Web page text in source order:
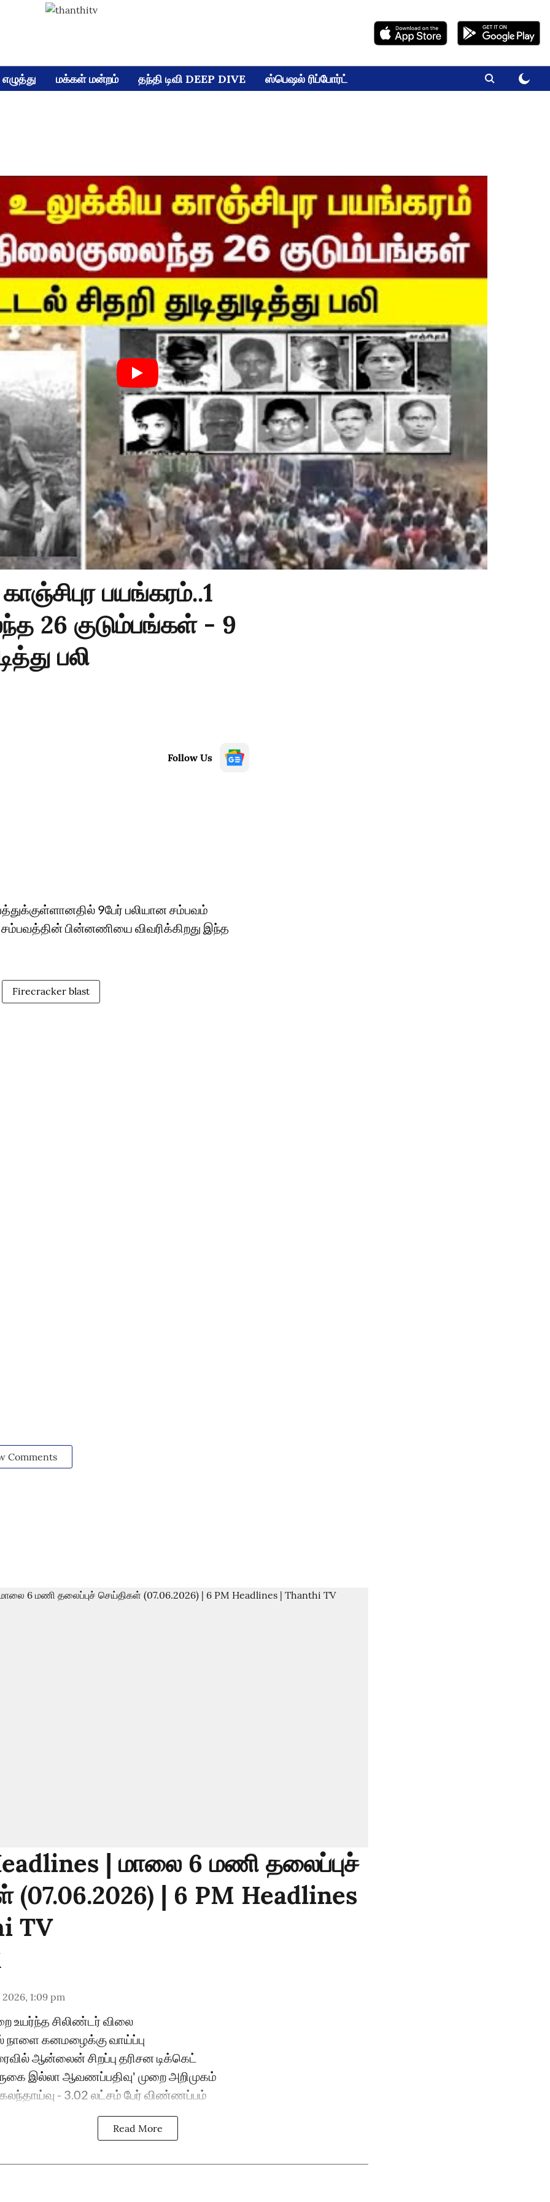
மக்கள் மன்றம் தந்தி டிவி DEEP DIVE ஸ்பெஷல் ரிப்போர்ட்
பயங்கரம்..1
26 குடும்பங்கள் - 9
பலி
Follow Us
9பேர் பலியான சம்பவம்
சம்பவத்தின் பின்னணியை விவரிக்கிறது இந்த
Firecracker blast
Comments
| மாலை 6 மணி தலைப்புச்
(07.06.2026) | 6 PM Headlines
TV
2026, 1:09 pm
உயர்ந்த சிலிண்டர் விலை
நாளை கனமழைக்கு வாய்ப்பு
ஆன்லைன் சிறப்பு தரிசன டிக்கெட்
இல்லா ஆவணப்பதிவு' முறை அறிமுகம்
கலந்தாய்வு - 3.02 லட்சம் பேர் விண்ணப்பம்
Read More